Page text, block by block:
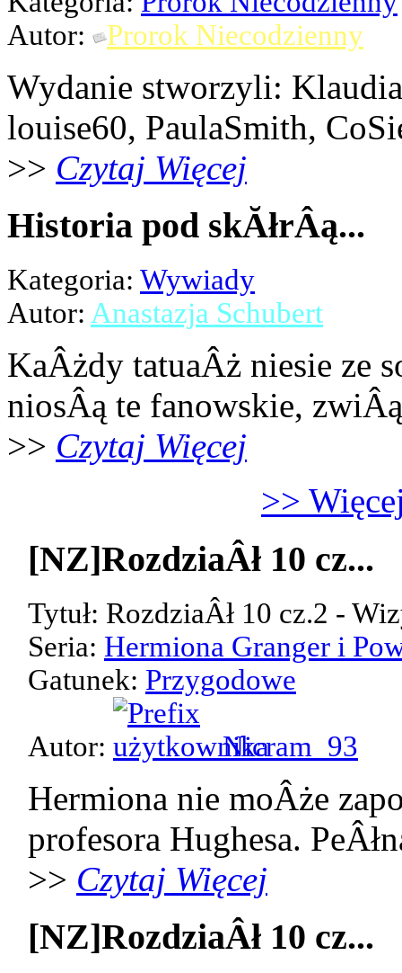
Autor:
Prorok Niecodzienny
Wydanie stworzyli:
louise60, PaulaSmith,
>> Czytaj Więcej
Historia pod skĂłrÂą...
Kategoria: Wywiady
Autor: Anastazja Schubert
KaÂżdy tatuaÂż niesie ze
niosÂą te fanowskie,
>> Czytaj Więcej
>>
[NZ]RozdziaÂł 10 cz...
Tytuł: RozdziaÂł 10 cz.2 -
Seria: Hermiona Granger i
Gatunek: Przygodowe
Autor: Nicram_93
Hermiona nie moÂże
profesora Hughesa.
>> Czytaj Więcej
[NZ]RozdziaÂł 10 cz...